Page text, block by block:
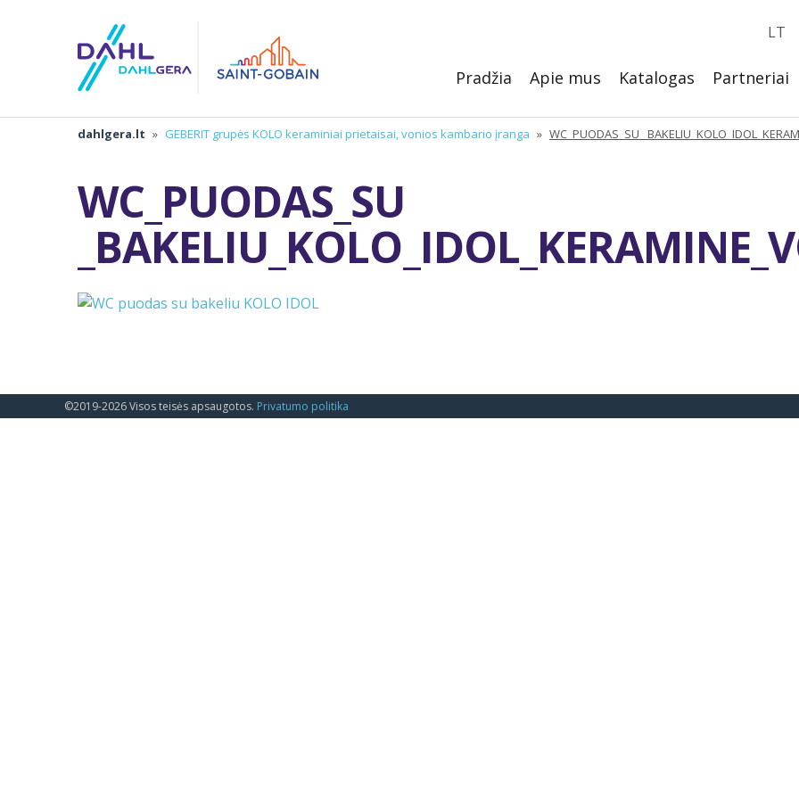
LT
Pradžia Apie mus Katalogas Partneriai
dahlgera.lt » GEBERIT grupės KOLO keraminiai prietaisai, vonios kambario įranga » WC_PUODAS_SU
WC_PUODAS_SU
©2019-2026 Visos teisės apsaugotos. Privatumo politika